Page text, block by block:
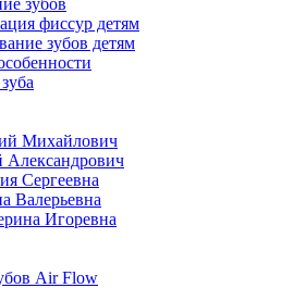
зубов
фиссур детям
зубов детям
Михайлович
Александрович
Сергеевна
Валерьевна
Игоревна
Air Flow